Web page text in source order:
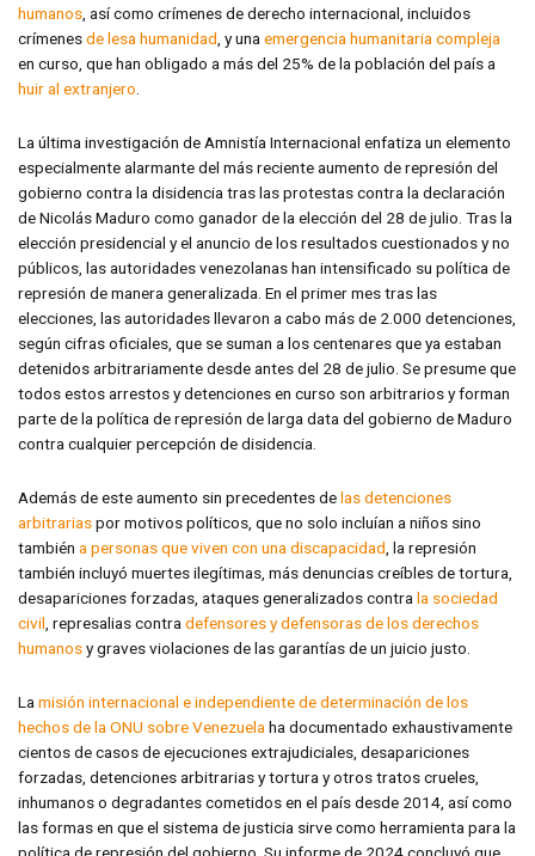
humanos, así como crímenes de derecho internacional, incluidos
crímenesde lesa humanidad, y unaemergencia humanitaria compleja
en curso, que han obligado a más del 25% de la población del país a
huir al extranjero.
La última investigación de Amnistía Internacional enfatiza un elemento
especialmente alarmante del más reciente aumento de represión del
gobierno contra la disidencia tras las protestas contra la declaración
de Nicolás Maduro como ganador de la elección del 28 de julio. Tras la
elección presidencial y el anuncio de los resultados cuestionados y no
públicos, las autoridades venezolanas han intensificado su política de
represión de manera generalizada. En el primer mes tras las
elecciones, las autoridades llevaron a cabo más de 2.000 detenciones,
según cifras oficiales, que se suman a los centenares que ya estaban
detenidos arbitrariamente desde antes del 28 de julio. Se presume que
todos estos arrestos y detenciones en curso son arbitrarios y forman
parte de la política de represión de larga data del gobierno de Maduro
contra cualquier percepción de disidencia.
Además de este aumento sin precedentes delas detenciones
arbitrariaspor motivos políticos, que no solo incluían a niños sino
también a personas que viven con una discapacidad , la represión
también incluyó muertes ilegítimas, más denuncias creíbles de tortura,
desapariciones forzadas, ataques generalizados contra la sociedad
civil , represalias contra defensores y defensoras de los derechos
humanosy graves violaciones de las garantías de un juicio justo.
La misión internacional e independiente de determinación de los
hechos de la ONU sobre Venezuela ha documentado exhaustivamente
cientos de casos de ejecuciones extrajudiciales, desapariciones
forzadas, detenciones arbitrarias y tortura y otros tratos crueles,
inhumanos o degradantes cometidos en el país desde 2014, así como
las formas en que el sistema de justicia sirve como herramienta para la